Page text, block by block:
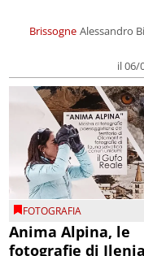
Brissogne Alessandro
il 06/
FOTOGRAFIA
Anima Alpina, le
fotografie di Ilenia